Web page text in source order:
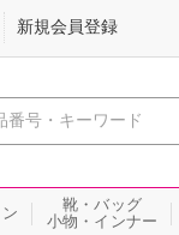
心おどる、瞬間を。通販
新規会員登録
靴・バッグ
小物・インナー